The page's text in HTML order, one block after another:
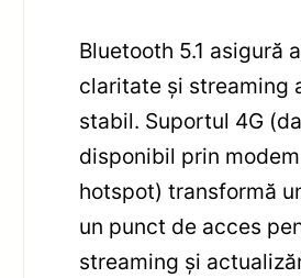
Bluetooth 5.1 asigură
claritate și streaming
stabil. Suportul 4G
disponibil prin
hotspot) transformă
un punct de acces
streaming și